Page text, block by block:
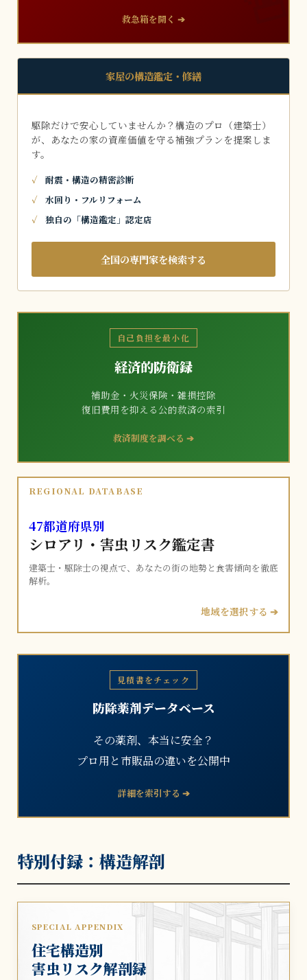
救急箱を開く ➔
家屋の構造鑑定・修繕
駆除だけで安心していませんか？構造のプロ（建築士）
が、あなたの家の資産価値を守る補強プランを提案しま
す。
耐震・構造の精密診断
水回り・フルリフォーム
独自の「構造鑑定」認定店
全国の専門家を検索する
自己負担を最小化
経済的防衛録
補助金・火災保険・雑損控除
復旧費用を抑える公的救済の索引
救済制度を調べる ➔
REGIONAL DATABASE
47都道府県別
シロアリ・害虫リスク鑑定書
建築士・駆除士の視点で、あなたの街の地勢と食害傾向を徹底
解析。
地域を選択する ➔
見積書をチェック
防除薬剤データベース
その薬剤、本当に安全？
プロ用と市販品の違いを公開中
詳細を索引する ➔
特別付録：構造解剖
SPECIAL APPENDIX
住宅構造別
害虫リスク解剖録